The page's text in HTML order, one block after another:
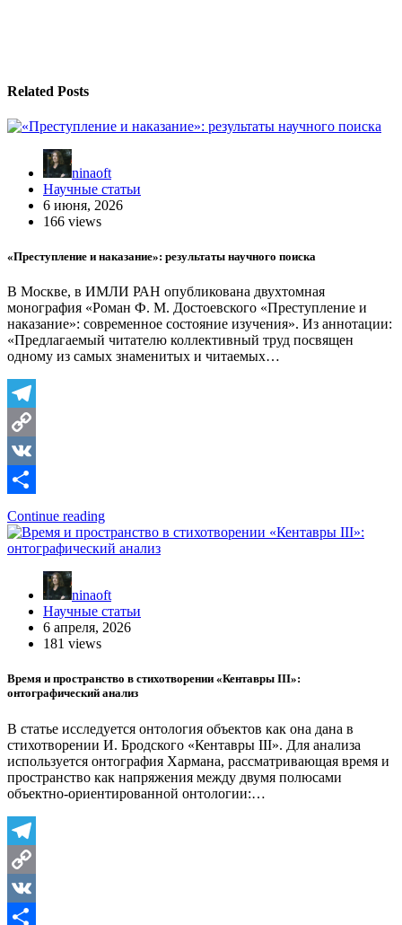
Related Posts
ninaoft
Научные статьи
6 июня, 2026
166 views
«Преступление и наказание»: результаты научного поиска
В Москве, в ИМЛИ РАН опубликована двухтомная
монография «Роман Ф. М. Достоевского «Преступление и
наказание»: современное состояние изучения». Из аннотации:
«Предлагаемый читателю коллективный труд посвящен
одному из самых знаменитых и читаемых…
Telegram
Copy
Link
VK
Отправить
Continue reading
ninaoft
Научные статьи
6 апреля, 2026
181 views
Время и пространство в стихотворении «Кентавры III»:
онтографический анализ
В статье исследуется онтология объектов как она дана в
стихотворении И. Бродского «Кентавры III». Для анализа
используется онтография Хармана, рассматривающая время и
пространство как напряжения между двумя полюсами
объектно-ориентированной онтологии:…
Telegram
Copy
Link
VK